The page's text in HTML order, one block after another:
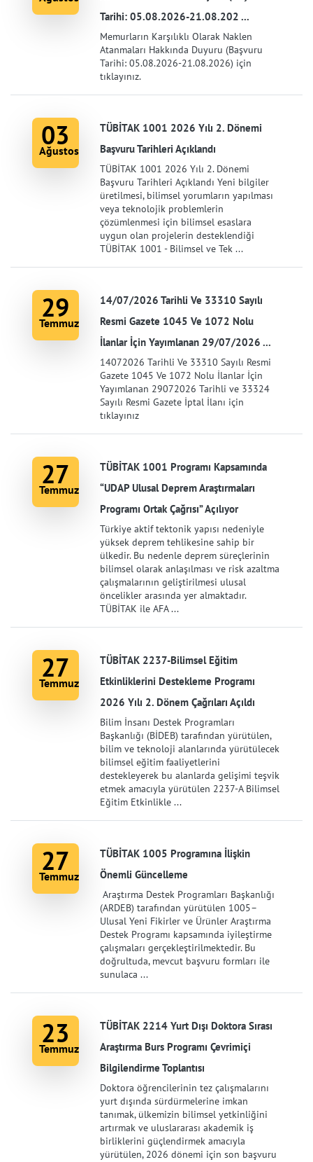
Tarihi: 05.08.2026-21.08.202 ...
Memurların Karşılıklı Olarak Naklen
Atanmaları Hakkında Duyuru (Başvuru
Tarihi: 05.08.2026-21.08.2026) için
tıklayınız.
03
Ağustos
TÜBİTAK 1001 2026 Yılı 2. Dönemi
Başvuru Tarihleri Açıklandı
TÜBİTAK 1001 2026 Yılı 2. Dönemi
Başvuru Tarihleri Açıklandı Yeni bilgiler
üretilmesi, bilimsel yorumların yapılması
veya teknolojik problemlerin
çözümlenmesi için bilimsel esaslara
uygun olan projelerin desteklendiği
TÜBİTAK 1001 - Bilimsel ve Tek ...
29
Temmuz
14/07/2026 Tarihli Ve 33310 Sayılı
Resmi Gazete 1045 Ve 1072 Nolu
İlanlar İçin Yayımlanan 29/07/2026 ...
14072026 Tarihli Ve 33310 Sayılı Resmi
Gazete 1045 Ve 1072 Nolu İlanlar İçin
Yayımlanan 29072026 Tarihli ve 33324
Sayılı Resmi Gazete İptal İlanı için
tıklayınız
27
Temmuz
TÜBİTAK 1001 Programı Kapsamında
“UDAP Ulusal Deprem Araştırmaları
Programı Ortak Çağrısı” Açılıyor
Türkiye aktif tektonik yapısı nedeniyle
yüksek deprem tehlikesine sahip bir
ülkedir. Bu nedenle deprem süreçlerinin
bilimsel olarak anlaşılması ve risk azaltma
çalışmalarının geliştirilmesi ulusal
öncelikler arasında yer almaktadır.
TÜBİTAK ile AFA ...
27
Temmuz
TÜBİTAK 2237-Bilimsel Eğitim
Etkinliklerini Destekleme Programı
2026 Yılı 2. Dönem Çağrıları Açıldı
Bilim İnsanı Destek Programları
Başkanlığı (BİDEB) tarafından yürütülen,
bilim ve teknoloji alanlarında yürütülecek
bilimsel eğitim faaliyetlerini
destekleyerek bu alanlarda gelişimi teşvik
etmek amacıyla yürütülen 2237-A Bilimsel
Eğitim Etkinlikle ...
27
Temmuz
TÜBİTAK 1005 Programına İlişkin
Önemli Güncelleme
Araştırma Destek Programları Başkanlığı
(ARDEB) tarafından yürütülen 1005–
Ulusal Yeni Fikirler ve Ürünler Araştırma
Destek Programı kapsamında iyileştirme
çalışmaları gerçekleştirilmektedir. Bu
doğrultuda, mevcut başvuru formları ile
sunulaca ...
23
Temmuz
TÜBİTAK 2214 Yurt Dışı Doktora Sırası
Araştırma Burs Programı Çevrimiçi
Bilgilendirme Toplantısı
Doktora öğrencilerinin tez çalışmalarını
yurt dışında sürdürmelerine imkan
tanımak, ülkemizin bilimsel yetkinliğini
artırmak ve uluslararası akademik iş
birliklerini güçlendirmek amacıyla
yürütülen, 2026 dönemi için son başvuru